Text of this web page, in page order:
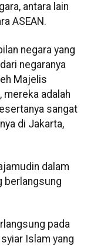
antara lain
ASEAN.
negara yang
negaranya
Majelis
mereka adalah
sangat
di Jakarta,
dalam
berlangsung
pada
Islam yang